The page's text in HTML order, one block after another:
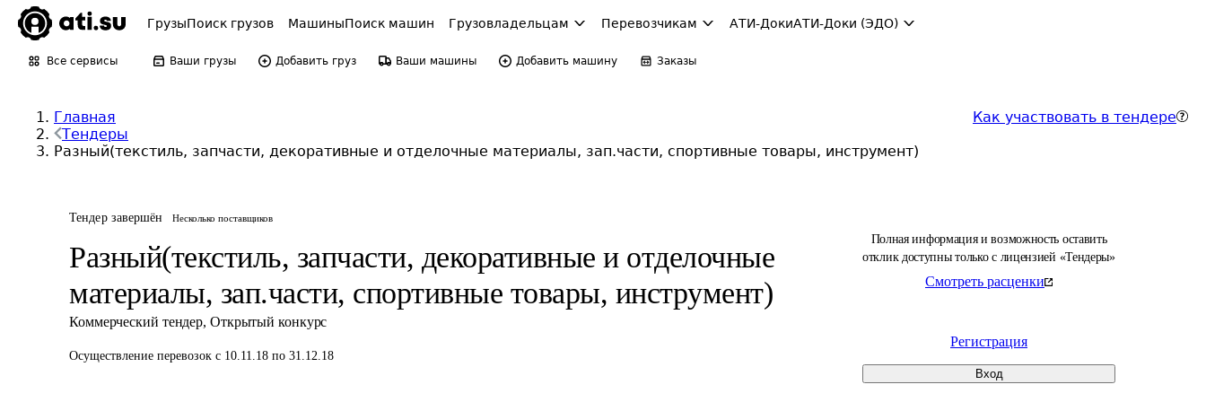
ГрузыПоиск грузов МашиныПоиск машин Грузовладельцам Перевозчикам АТИ-ДокиАТИ-Доки (ЭДО)
Все сервисы Ваши грузы Добавить груз Ваши машины Добавить машину Заказы
Главная
Тендеры
Разный(текстиль, запчасти, декоративные и отделочные материалы, зап.части, спортивные товары, инструмент)
Как участвовать в тендере
Тендер завершён Несколько поставщиков
Разный(текстиль, запчасти, декоративные и отделочные
материалы, зап.части, спортивные товары, инструмент)
Коммерческий тендер, Открытый конкурс
Осуществление перевозок с 10.11.18 по 31.12.18
Полная информация и возможность оставить
отклик доступны только с лицензией «Тендеры»
Смотреть расценки
Регистрация
Вход